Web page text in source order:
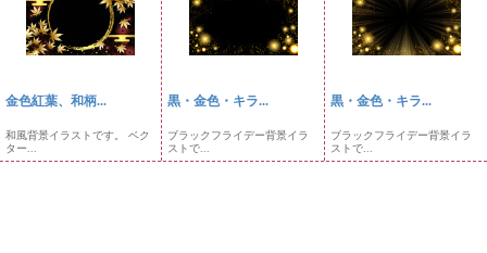
金色紅葉、和柄...
和風背景イラストです。 ベク
ター...
黒・金色・キラ...
ブラックフライデー背景イラ
ストで...
黒・金色・キラ...
ブラックフライデー背景イラ
ストで...